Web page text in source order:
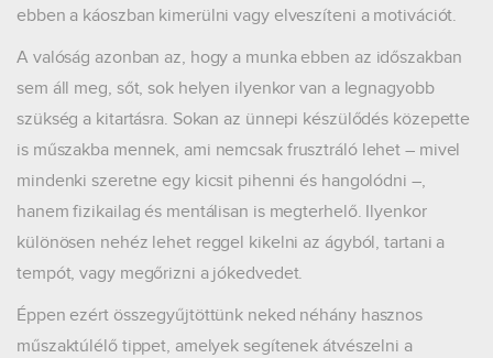
ebben a káoszban kimerülni vagy elveszíteni a motivációt.
A valóság azonban az, hogy a munka ebben az időszakban
sem áll meg, sőt, sok helyen ilyenkor van a legnagyobb
szükség a kitartásra. Sokan az ünnepi készülődés közepette
is műszakba mennek, ami nemcsak frusztráló lehet – mivel
mindenki szeretne egy kicsit pihenni és hangolódni –,
hanem fizikailag és mentálisan is megterhelő. Ilyenkor
különösen nehéz lehet reggel kikelni az ágyból, tartani a
tempót, vagy megőrizni a jókedvedet.
Éppen ezért összegyűjtöttünk neked néhány hasznos
műszaktúlélő tippet, amelyek segítenek átvészelni a